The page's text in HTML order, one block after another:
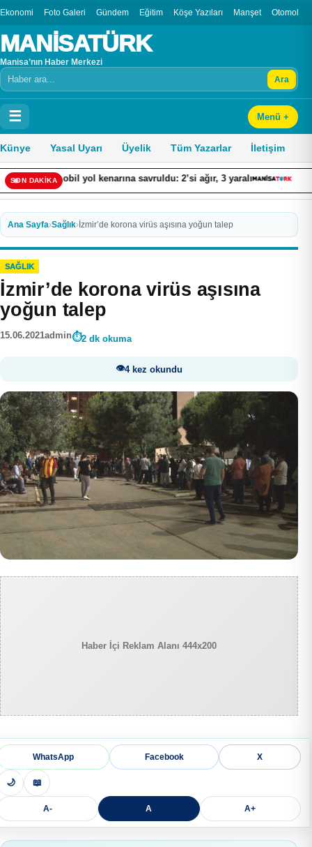
Ekonomi Foto Galeri Gündem Eğitim Köşe Yazıları Manşet Otomobil
MANİSATÜRK
Manisa’nın Haber Merkezi
Arama Ara
☰ Menü +
Künye Yasal Uyarı Üyelik Tüm Yazarlar İletişim
SON DAKİKA
yol kenarına savruldu: 2’si ağır, 3 yaralı Bodrum’da
Ana Sayfa›Sağlık› İzmir’de korona virüs aşısına yoğun talep
SAĞLIK
İzmir’de korona virüs aşısına
yoğun talep
15.06.2021admin 2 dk okuma
4 kez okundu
Haber İçi Reklam Alanı 444x200
WhatsApp Facebook X
🌙 📖
A- A A+